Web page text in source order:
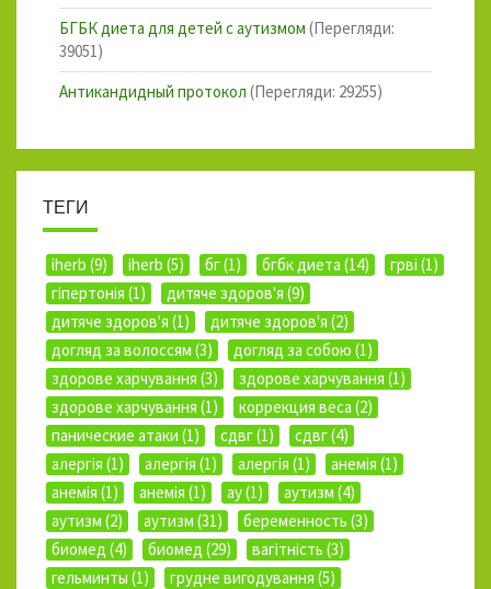
БГБК диета для детей с аутизмом (Перегляди:
39051)
Антикандидный протокол (Перегляди: 29255)
ТЕГИ
iherb (9) iherb (5) бг (1) бгбк диета (14)
грві (1)
гіпертонія (1)
дитяче здоров'я (9)
дитяче здоров'я (1)
дитяче здоров'я (2)
догляд за волоссям (3)
догляд за собою (1)
здорове харчування (3)
здорове харчування (1)
здорове харчування (1)
коррекция веса (2)
панические атаки (1)
сдвг (1)
сдвг (4)
алергія (1)
алергія (1) алергія (1)
анемія (1)
анемія (1)
анемія (1) ау (1)
аутизм (4)
аутизм (2)
аутизм (31)
беременность (3)
биомед (4)
биомед (29)
вагітність (3)
гельминты (1)
грудне вигодування (5)